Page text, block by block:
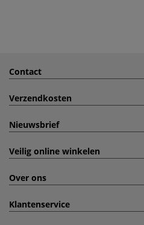
Contact
Verzendkosten
Nieuwsbrief
Veilig online winkelen
Over ons
Klantenservice